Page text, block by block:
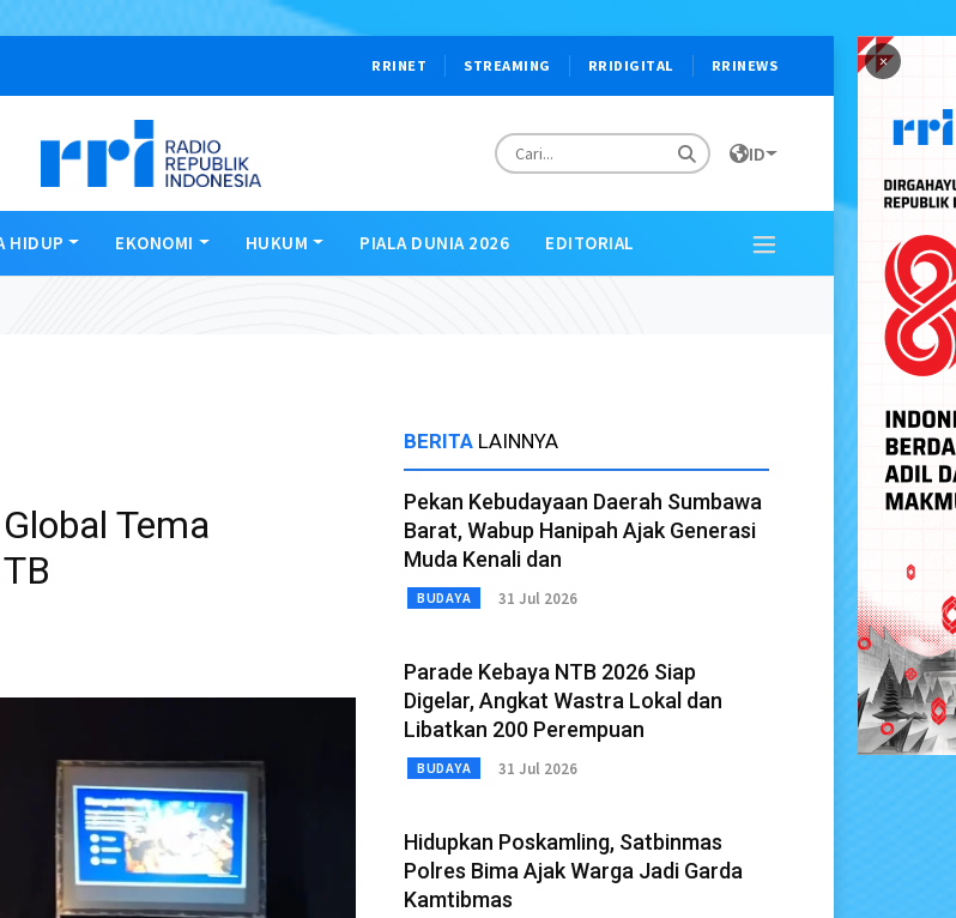
×
RRINET STREAMING RRIDIGITAL RRINEWS
ID
HIDUP EKONOMI HUKUM PIALA DUNIA 2026 EDITORIAL
Tema
BERITA LAINNYA
Pekan Kebudayaan Daerah Sumbawa
Barat, Wabup Hanipah Ajak Generasi
Muda Kenali dan
BUDAYA 31 Jul 2026
Parade Kebaya NTB 2026 Siap
Digelar, Angkat Wastra Lokal dan
Libatkan 200 Perempuan
BUDAYA 31 Jul 2026
Hidupkan Poskamling, Satbinmas
Polres Bima Ajak Warga Jadi Garda
Kamtibmas